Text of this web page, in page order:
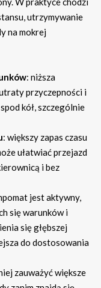
utrzymywanie
na mokrej
: niższa
przyczepności i
kół, szczególnie
: większy zapas czasu
ułatwiać przejazd
i bez
jest aktywny,
się warunków i
się głębszej
do dostosowania
zauważyć większe